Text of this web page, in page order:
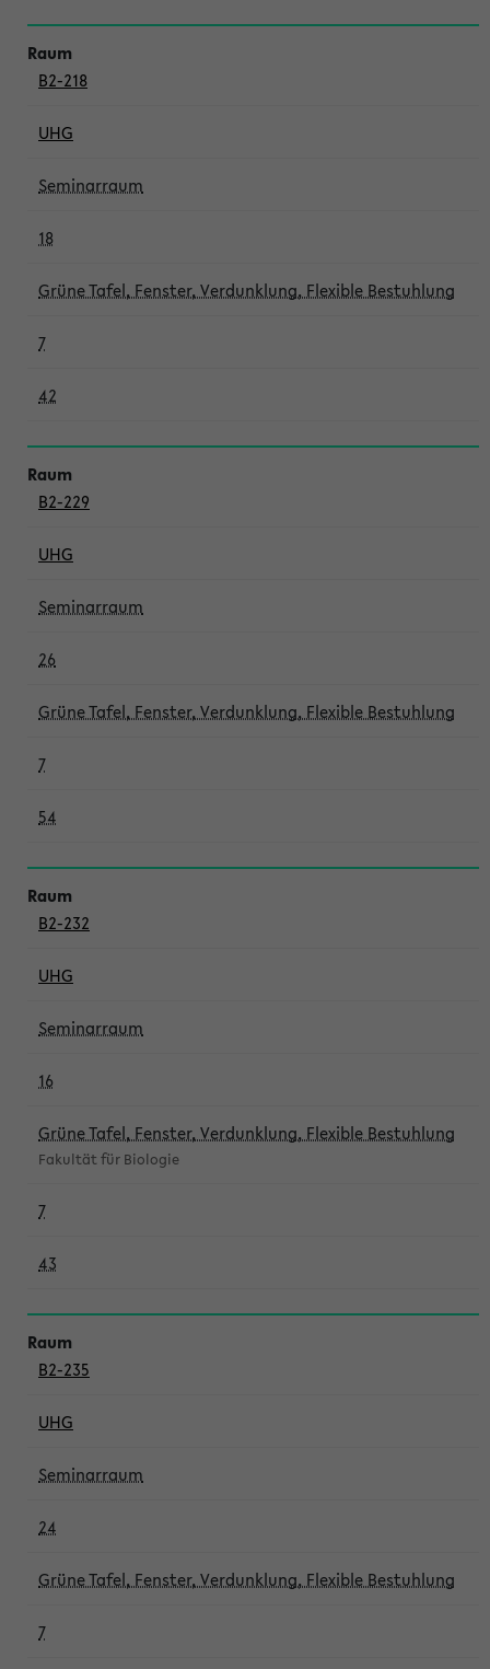
B2-218
UHG
Seminarraum
18
Grüne Tafel, Fenster, Verdunklung, Flexible Bestuhlung
7
42
B2-229
UHG
Seminarraum
26
Grüne Tafel, Fenster, Verdunklung, Flexible Bestuhlung
7
54
B2-232
UHG
Seminarraum
16
Grüne Tafel, Fenster, Verdunklung, Flexible Bestuhlung
Fakultät für Biologie
7
43
B2-235
UHG
Seminarraum
24
Grüne Tafel, Fenster, Verdunklung, Flexible Bestuhlung
7